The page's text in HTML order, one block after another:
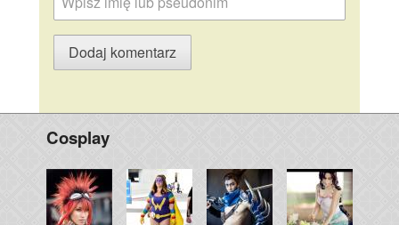
Cosplay